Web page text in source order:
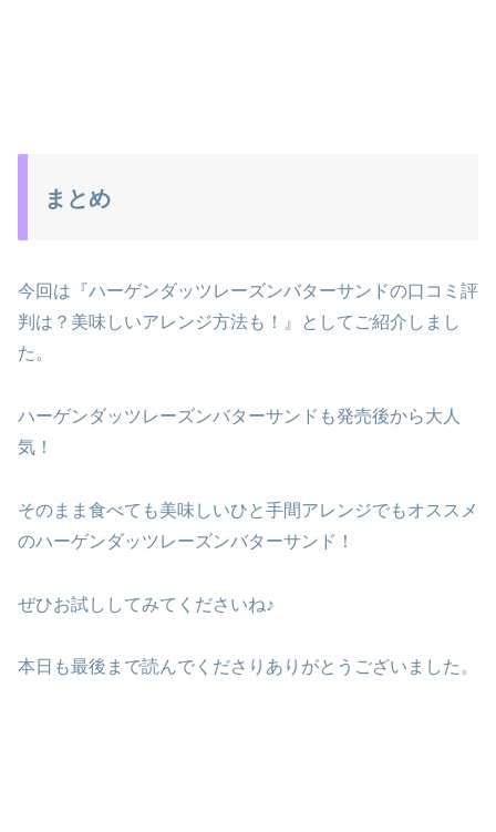
まとめ
今回は『ハーゲンダッツレーズンバターサンドの口コミ評
判は？美味しいアレンジ方法も！』としてご紹介しまし
た。
ハーゲンダッツレーズンバターサンドも発売後から大人
気！
そのまま食べても美味しいひと手間アレンジでもオススメ
のハーゲンダッツレーズンバターサンド！
ぜひお試ししてみてくださいね♪
本日も最後まで読んでくださりありがとうございました。